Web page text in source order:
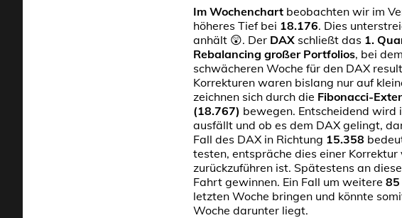
Im Wochenchart beobachten wir im
höheres Tief bei 18.176. Dies
anhält 😲. Der DAX schließt das 1.
Rebalancing großer Portfolios, bei
schwächeren Woche für den DAX
Korrekturen waren bislang nur auf
zeichnen sich durch die Fibonacci-
(18.767) bewegen. Entscheidend wird
ausfällt und ob es dem DAX gelingt,
Fall des DAX in Richtung 15.358
testen, entspräche dies einer
zurückzuführen ist. Spätestens an
Fahrt gewinnen. Ein Fall um weitere 85
letzten Woche bringen und könnte
Woche darunter liegt.